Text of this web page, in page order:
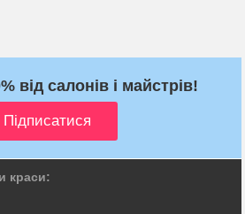
від салонів і майстрів!
краси: